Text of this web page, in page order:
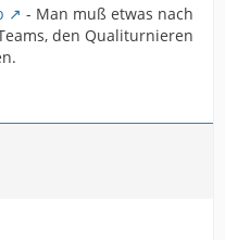
- Man muß etwas nach
den Qualiturnieren